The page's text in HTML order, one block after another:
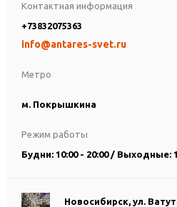
Метро
м. Покрышкина
Контактная информация
+73832075363
info@antares-svet.ru
Режим работы
Будни: 10:00 - 20:00 / Выходные:
Новосибирск, ул.